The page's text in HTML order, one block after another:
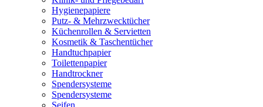
Hygienepapiere
Putz- & Mehrzwecktücher
Küchenrollen & Servietten
Kosmetik & Taschentücher
Handtuchpapier
Toilettenpapier
Handtrockner
Spendersysteme
Spendersysteme